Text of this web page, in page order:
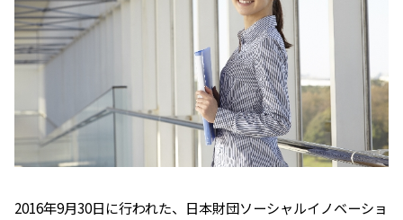
2016年9月30日に行われた、日本財団ソーシャルイノベーショ